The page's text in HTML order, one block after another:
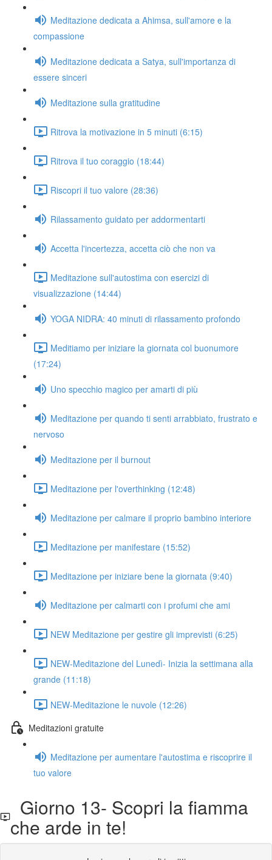
Meditazione dedicata a Ahimsa, sull'amore e la
compassione
Meditazione dedicata a Satya, sull'importanza di
essere sinceri
Meditazione sulla gratitudine
Ritrova la motivazione in 5 minuti (6:15)
Ritrova il tuo coraggio (18:44)
Riscopri il tuo valore (28:36)
Rilassamento guidato per addormentarti
Accetta l'incertezza, accetta ciò che non va
Meditazione sull'autostima con esercizi di
visualizzazione (14:44)
YOGA NIDRA: 40 minuti di rilassamento profondo
Meditiamo per iniziare la giornata col buonumore
(17:24)
Uno specchio magico per amarti di più
Meditazione per quando ti senti arrabbiato, frustrato e
nervoso
Meditazione per il burnout
Meditazione per l'overthinking (12:48)
Meditazione per calmare il proprio bambino interiore
Meditazione per manifestare (15:52)
Meditazione per iniziare bene la giornata (9:40)
Meditazione per calmarti con i profumi che ami
NEW Meditazione per gestire gli imprevisti (6:25)
NEW-Meditazione del Lunedì- Inizia la settimana alla
grande (11:18)
NEW-Meditazione le nuvole (12:26)
Meditazioni gratuite
Meditazione per aumentare l'autostima e riscoprire il
tuo valore
Giorno 13- Scopri la fiamma
che arde in te!